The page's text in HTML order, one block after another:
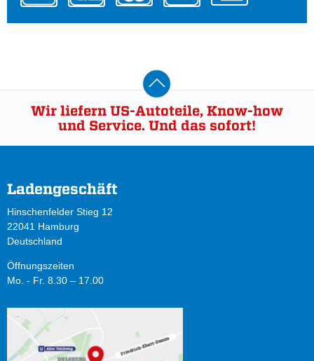
Wir liefern US-Autoteile, Know-how
und Service. Und das sofort!
Ladengeschäft
Hinschenfelder Stieg 12
22041 Hamburg
Deutschland
Öffnungszeiten
Mo. - Fr. 8.30 – 17.00